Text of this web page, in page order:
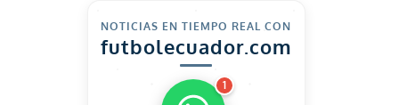
NOTICIAS EN TIEMPO REAL CON
futbolecuador.com
1